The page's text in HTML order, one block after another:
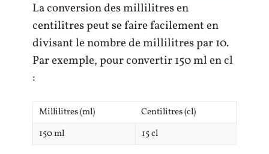
La conversion des millilitres en
centilitres peut se faire facilement en
divisant le nombre de millilitres par 10.
Par exemple, pour convertir 150 ml en cl
:
Millilitres (ml)
Centilitres (cl)
150 ml
15 cl